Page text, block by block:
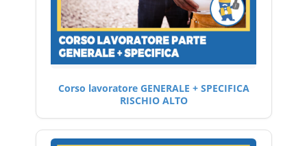
Corso lavoratore GENERALE + SPECIFICA
RISCHIO ALTO